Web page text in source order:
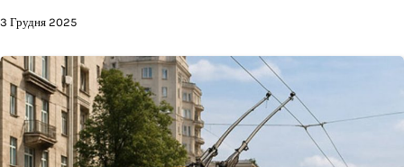
3 Грудня 2025